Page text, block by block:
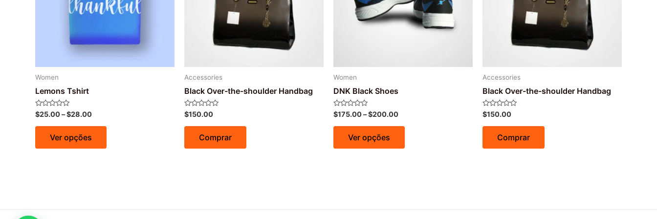
Women
Lemons Tshirt
Avaliação
0
de
$25.00–$28.00
Ver opções
Accessories
Black Over-the-shoulder Handbag
Avaliação
0
de
$150.00
Comprar
Women
DNK Black Shoes
Avaliação
0
de
$175.00–$200.00
Ver opções
Accessories
Black Over-the-shoulder Handbag
Avaliação
0
de
$150.00
Comprar